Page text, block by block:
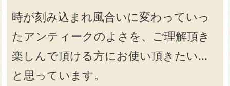
時が刻み込まれ風合いに変わっていっ
たアンティークのよさを、ご理解頂き
楽しんで頂ける方にお使い頂きたい…
と思っています。